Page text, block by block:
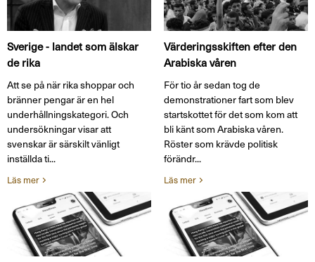
Sverige - landet som älskar
de rika
Att se på när rika shoppar och
bränner pengar är en hel
underhållningskategori. Och
undersökningar visar att
svenskar är särskilt vänligt
inställda ti...
Läs mer
Värderingsskiften efter den
Arabiska våren
För tio år sedan tog de
demonstrationer fart som blev
startskottet för det som kom att
bli känt som Arabiska våren.
Röster som krävde politisk
förändr...
Läs mer